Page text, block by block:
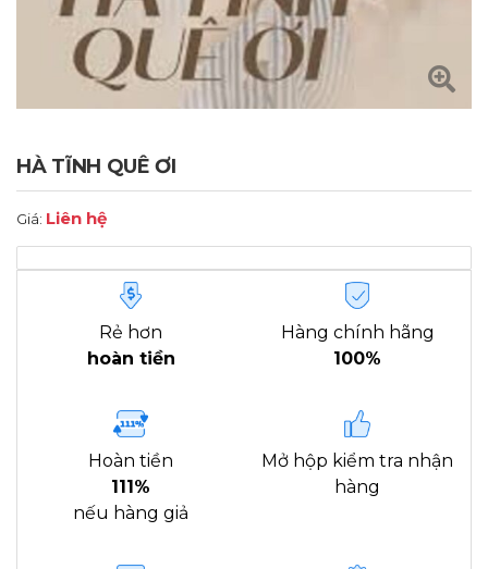
HÀ TĨNH QUÊ ƠI
Giá: Liên hệ
Rẻ hơn
hoàn tiền
Hàng chính hãng
100%
Hoàn tiền
111%
nếu hàng giả
Mở hộp kiểm tra nhận
hàng